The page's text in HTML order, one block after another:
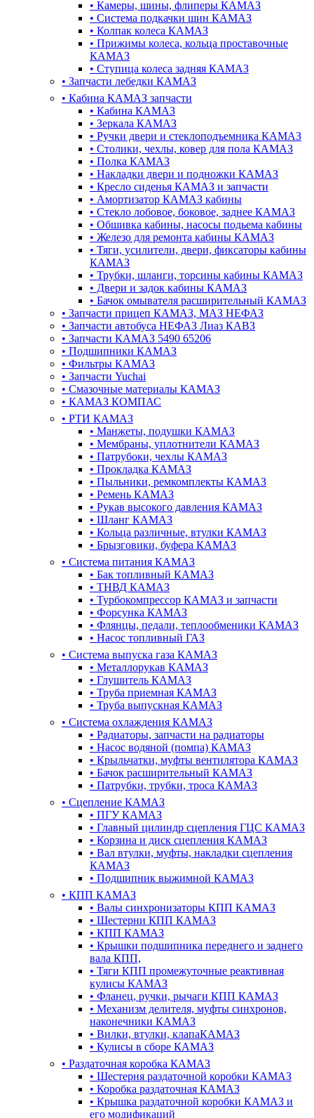
• Камеры, шины, флиперы КАМАЗ
• Система подкачки шин КАМАЗ
• Колпак колеса КАМАЗ
• Прижимы колеса, кольца проставочные
КАМАЗ
• Ступица колеса задняя КАМАЗ
• Запчасти лебедки КАМАЗ
• Кабина КАМАЗ запчасти
• Кабина КАМАЗ
• Зеркала КАМАЗ
• Ручки двери и стеклоподъемника КАМАЗ
• Столики, чехлы, ковер для пола КАМАЗ
• Полка КАМАЗ
• Накладки двери и подножки КАМАЗ
• Кресло сиденья КАМАЗ и запчасти
• Амортизатор КАМАЗ кабины
• Стекло лобовое, боковое, заднее КАМАЗ
• Обшивка кабины, насосы подьема кабины
• Железо для ремонта кабины КАМАЗ
• Тяги, усилители, двери, фиксаторы кабины
КАМАЗ
• Трубки, шланги, торсины кабины КАМАЗ
• Двери и задок кабины КАМАЗ
• Бачок омывателя расширительный КАМАЗ
• Запчасти прицеп КАМАЗ, МАЗ НЕФАЗ
• Запчасти автобуса НЕФАЗ Лиаз КАВЗ
• Запчасти КАМАЗ 5490 65206
• Подшипники КАМАЗ
• Фильтры КАМАЗ
• Запчасти Yuchai
• Смазочные материалы КАМАЗ
• КАМАЗ КОМПАС
• РТИ КАМАЗ
• Манжеты, подушки КАМАЗ
• Мембраны, уплотнители КАМАЗ
• Патрубоки, чехлы КАМАЗ
• Прокладка КАМАЗ
• Пыльники, ремкомплекты КАМАЗ
• Ремень КАМАЗ
• Рукав высокого давления КАМАЗ
• Шланг КАМАЗ
• Кольца различные, втулки КАМАЗ
• Брызговики, буфера КАМАЗ
• Система питания КАМАЗ
• Бак топливный КАМАЗ
• ТНВД КАМАЗ
• Турбокомпрессор КАМАЗ и запчасти
• Форсунка КАМАЗ
• Флянцы, педали, теплообменики КАМАЗ
• Насос топливный ГАЗ
• Система выпуска газа КАМАЗ
• Металлорукав КАМАЗ
• Глушитель КАМАЗ
• Труба приемная КАМАЗ
• Труба выпускная КАМАЗ
• Система охлаждения КАМАЗ
• Радиаторы, запчасти на радиаторы
• Насос водяной (помпа) КАМАЗ
• Крыльчатки, муфты вентилятора КАМАЗ
• Бачок расширительный КАМАЗ
• Патрубки, трубки, троса КАМАЗ
• Сцепление КАМАЗ
• ПГУ КАМАЗ
• Главный цилиндр сцепления ГЦС КАМАЗ
• Корзина и диск сцепления КАМАЗ
• Вал втулки, муфты, накладки сцепления
КАМАЗ
• Подшипник выжимной КАМАЗ
• КПП КАМАЗ
• Валы синхронизаторы КПП КАМАЗ
• Шестерни КПП КАМАЗ
• КПП КАМАЗ
• Крышки подшипника переднего и заднего
вала КПП,
• Тяги КПП промежуточные реактивная
кулисы КАМАЗ
• Фланец, ручки, рычаги КПП КАМАЗ
• Механизм делителя, муфты синхронов,
наконечники КАМАЗ
• Вилки, втулки, клапаКАМАЗ
• Кулисы в сборе КАМАЗ
• Раздаточная коробка КАМАЗ
• Шестерня раздаточной коробки КАМАЗ
• Коробка раздаточная КАМАЗ
• Крышка раздаточной коробки КАМАЗ и
его модификаций